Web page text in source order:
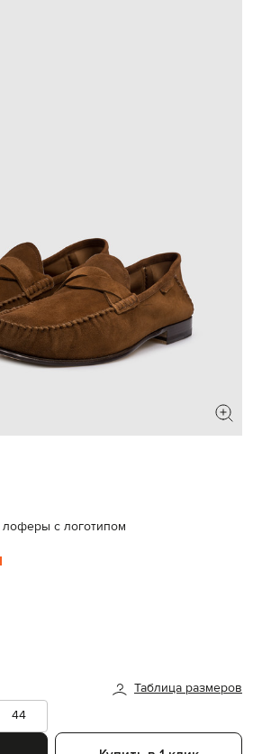
с логотипом
Таблица размеров
44